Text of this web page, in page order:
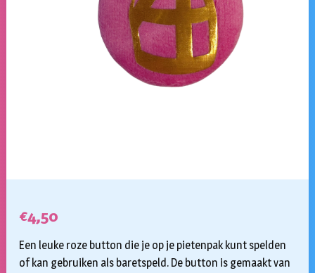
€4,50
Een leuke roze button die je op je pietenpak kunt spelden
of kan gebruiken als baretspeld. De button is gemaakt van